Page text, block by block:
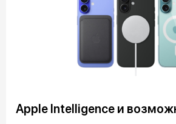
Apple Intelligence и